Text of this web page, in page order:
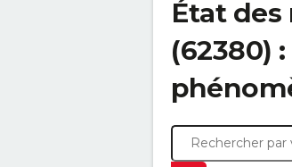
État des
(62380)